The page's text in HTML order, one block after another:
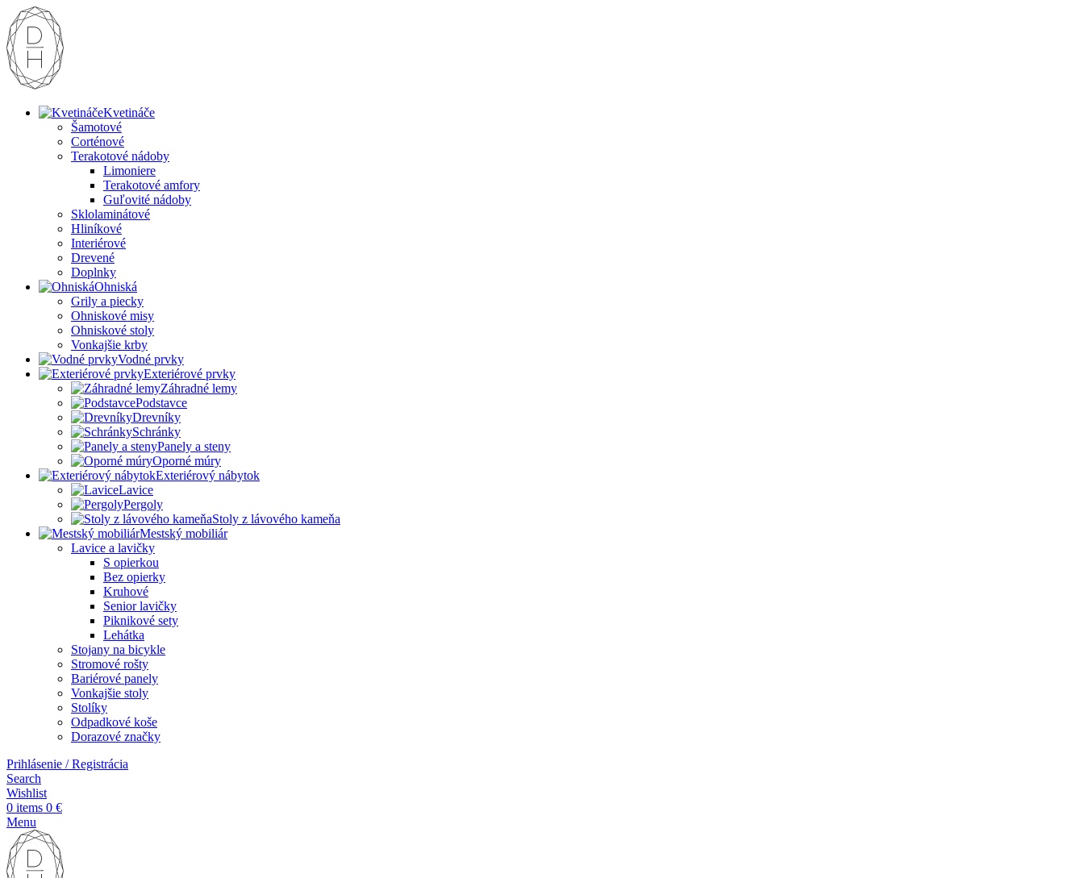
Kvetináče
Šamotové
Corténové
Terakotové nádoby
Limoniere
Terakotové amfory
Guľovité nádoby
Sklolaminátové
Hliníkové
Interiérové
Drevené
Doplnky
Ohniská
Grily a piecky
Ohniskové misy
Ohniskové stoly
Vonkajšie krby
Vodné prvky
Exteriérové prvky
Záhradné lemy
Podstavce
Drevníky
Schránky
Panely a steny
Oporné múry
Exteriérový nábytok
Lavice
Pergoly
Stoly z lávového kameňa
Mestský mobiliár
Lavice a lavičky
S opierkou
Bez opierky
Kruhové
Senior lavičky
Piknikové sety
Lehátka
Stojany na bicykle
Stromové rošty
Bariérové panely
Vonkajšie stoly
Stolíky
Odpadkové koše
Dorazové značky
Prihlásenie / Registrácia
Search
Wishlist
0 items 0 €
Menu